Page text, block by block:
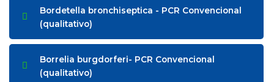
Bordetella bronchiseptica - PCR Convencional
(qualitativo)
Borrelia burgdorferi- PCR Convencional
(qualitativo)